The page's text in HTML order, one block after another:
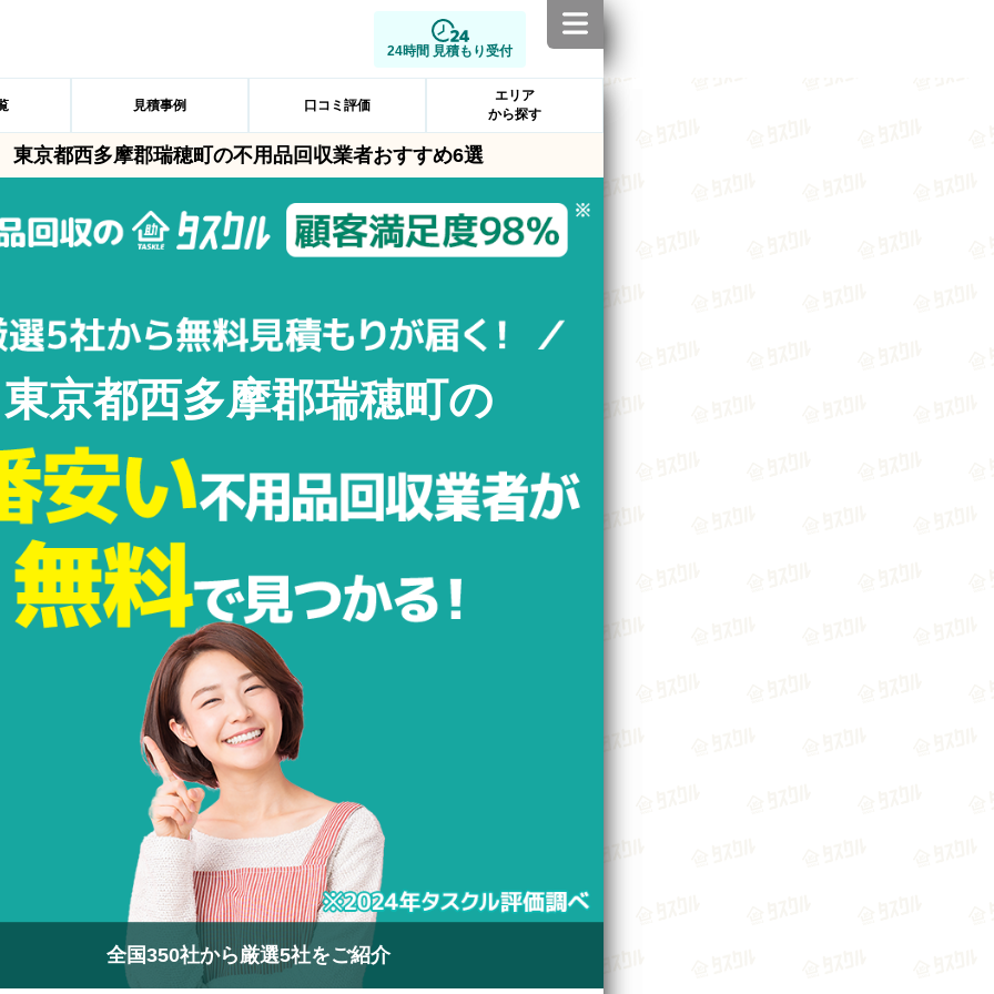
24時間 見積もり受付
見積事例 口コミ評価
エリア
から探す
東京都西多摩郡瑞穂町の不用品回収業者おすすめ6選
東京都西多摩郡瑞穂町の
全国350社から厳選5社をご紹介